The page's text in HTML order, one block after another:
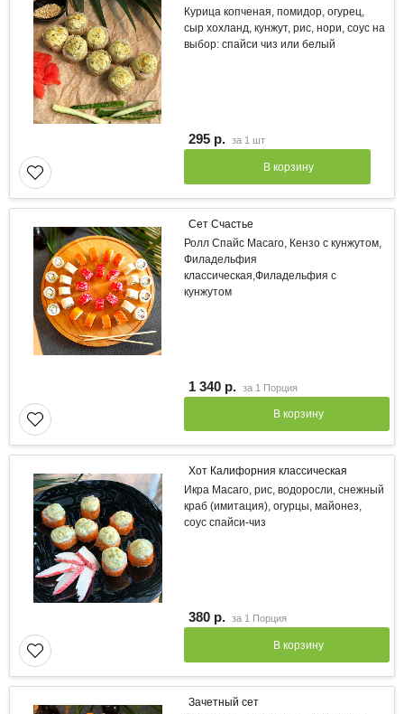
Курица копченая, помидор, огурец,
сыр хохланд, кунжут, рис, нори, соус на
выбор: спайси чиз или белый
295 р. за 1 шт
В корзину
Сет Счастье
Ролл Спайс Масаго, Кензо с кунжутом,
Филадельфия
классическая,Филадельфия с
кунжутом
1 340 р. за 1 Порция
В корзину
Хот Калифорния классическая
Икра Масаго, рис, водоросли, снежный
краб (имитация), огурцы, майонез,
соус спайси-чиз
380 р. за 1 Порция
В корзину
Зачетный сет